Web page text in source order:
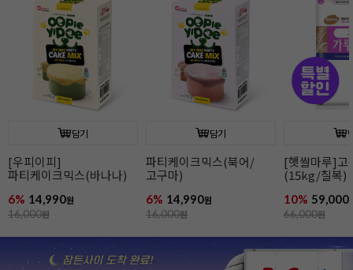
담기
[우피이피]
파티케이크믹스(바나나)
6% 14,990원
16,000원
담기
파티케이크믹스(북어/
고구마)
6% 14,990원
16,000원
[햇쌀마루]고
(15kg/칠복)
10% 59,000
66,000원